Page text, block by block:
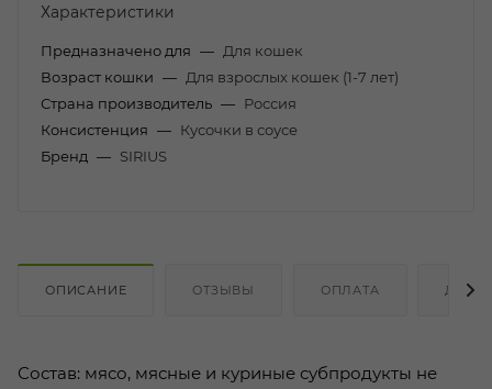
Характеристики
Предназначено для — Для кошек
Возраст кошки — Для взрослых кошек (1-7 лет)
Страна производитель — Россия
Консистенция — Кусочки в соусе
Бренд — SIRIUS
ОПИСАНИЕ ОТЗЫВЫ ОПЛАТА
Состав: мясо, мясные и куриные субпродукты не